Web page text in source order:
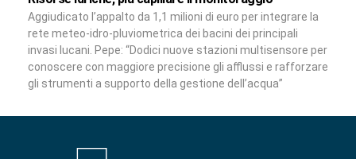
Aggiudicato l’appalto da 1,1 milioni di euro per integrare la
rete meteo-idro-pluviometrica dei bacini dei principali
invasi lucani. Pepe: “Dodici nuove stazioni multisensore per
conoscere con maggiore precisione gli afflussi e rafforzare
gli strumenti a supporto della gestione dell’acqua”